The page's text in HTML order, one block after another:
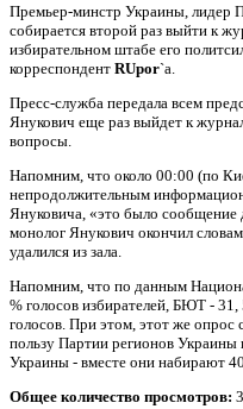
Премьер-минстр Украины, лидер
собирается второй раз выйти к
избирательном штабе его
корреспондент RUpor`а.
Пресс-служба передала всем
Янукович еще раз выйдет к
вопросы.
Напомним, что около 00:00 (по
непродолжительным
Януковича, «это было сообщение
монолог Янукович окончил
удалился из зала.
Напомним, что по данным
% голосов избирателей, БЮТ - 31,
голосов. При этом, этот же опрос
пользу Партии регионов
Украины - вместе они набирают
Общее количество просмотров: